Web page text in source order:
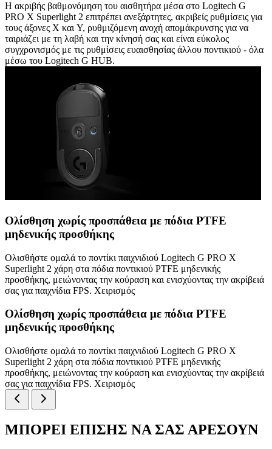
Η ακριβής βαθμονόμηση του αισθητήρα μέσα στο Logitech G
PRO X Superlight 2 επιτρέπει ανεξάρτητες, ακριβείς ρυθμίσεις για
τους άξονες X και Y, ρυθμιζόμενη ανοχή απομάκρυνσης για να
ταιριάζει με τη λαβή και την κίνησή σας και είναι εύκολος
συγχρονισμός με τις ρυθμίσεις ευαισθησίας άλλου ποντικιού - όλα
μέσω του Logitech G HUB.
Ολίσθηση χωρίς προσπάθεια με πόδια PTFE
μηδενικής προσθήκης
Ολισθήστε ομαλά το ποντίκι παιχνιδιού Logitech G PRO X
Superlight 2 χάρη στα πόδια ποντικιού PTFE μηδενικής
προσθήκης, μειώνοντας την κούραση και ενισχύοντας την ακρίβειά
σας για παιχνίδια FPS. Χειρισμός
Ολίσθηση χωρίς προσπάθεια με πόδια PTFE
μηδενικής προσθήκης
Ολισθήστε ομαλά το ποντίκι παιχνιδιού Logitech G PRO X
Superlight 2 χάρη στα πόδια ποντικιού PTFE μηδενικής
προσθήκης, μειώνοντας την κούραση και ενισχύοντας την ακρίβειά
σας για παιχνίδια FPS. Χειρισμός
ΜΠΟΡΕΙ ΕΠΙΣΗΣ ΝΑ ΣΑΣ ΑΡΕΣΟΥΝ